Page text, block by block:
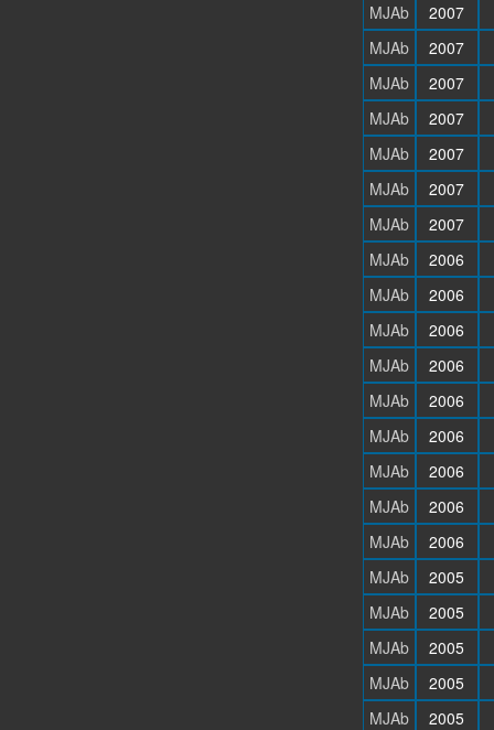
MJAb
2007
MJAb
2007
MJAb
2007
MJAb
2007
MJAb
2007
MJAb
2007
MJAb
2007
MJAb
2006
MJAb
2006
MJAb
2006
MJAb
2006
MJAb
2006
MJAb
2006
MJAb
2006
MJAb
2006
MJAb
2006
MJAb
2005
MJAb
2005
MJAb
2005
MJAb
2005
MJAb
2005